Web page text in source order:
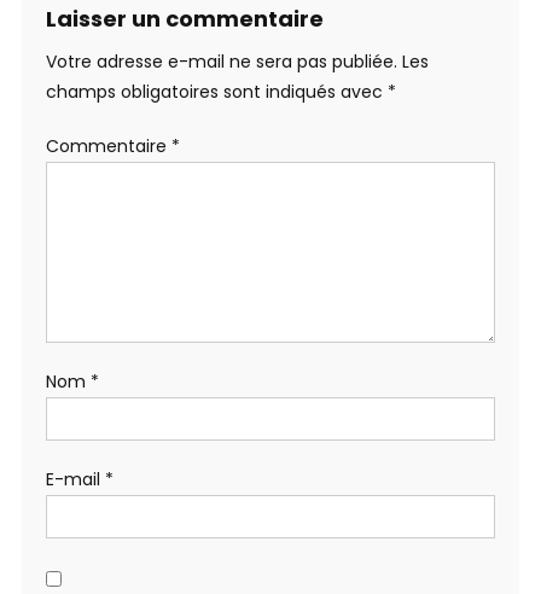
Laisser un commentaire
Votre adresse e-mail ne sera pas publiée. Les
champs obligatoires sont indiqués avec *
Commentaire *
Nom *
E-mail *